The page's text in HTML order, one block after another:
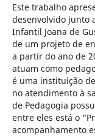
Este trabalho
desenvolvido junto
Infantil Joana de
de um projeto de
a partir do ano de
atuam como
é uma instituição
no atendimento à
de Pedagogia
entre eles está o
acompanhamento